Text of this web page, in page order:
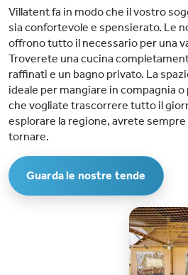
Villatent fa in modo che il vostro
sia confortevole e spensierato. Le
offrono tutto il necessario per una
Troverete una cucina
raffinati e un bagno privato. La
ideale per mangiare in compagnia o
che vogliate trascorrere tutto il
esplorare la regione, avrete
tornare.
Guarda le nostre tende